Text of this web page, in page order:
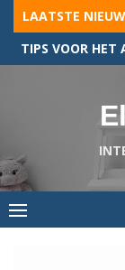
Skip
content
LAATSTE